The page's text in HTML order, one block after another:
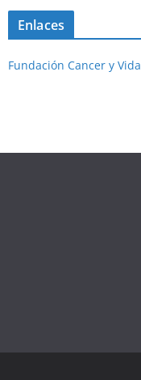
Enlaces
Fundación Cancer y Vida